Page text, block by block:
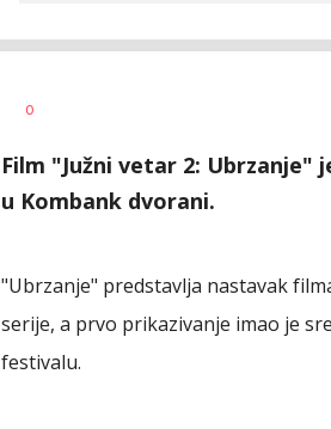
0
Film "Južni vetar 2:
u Kombank dvorani.
"Ubrzanje" predstavlja nastavak
serije, a prvo prikazivanje imao je
festivalu.